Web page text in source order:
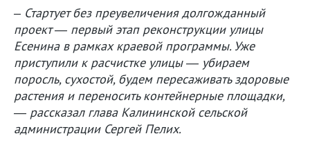
– Стартует без преувеличения долгожданный
проект — первый этап реконструкции улицы
Есенина в рамках краевой программы. Уже
приступили к расчистке улицы — убираем
поросль, сухостой, будем пересаживать здоровые
растения и переносить контейнерные площадки,
— рассказал глава Калининской сельской
администрации Сергей Пелих.